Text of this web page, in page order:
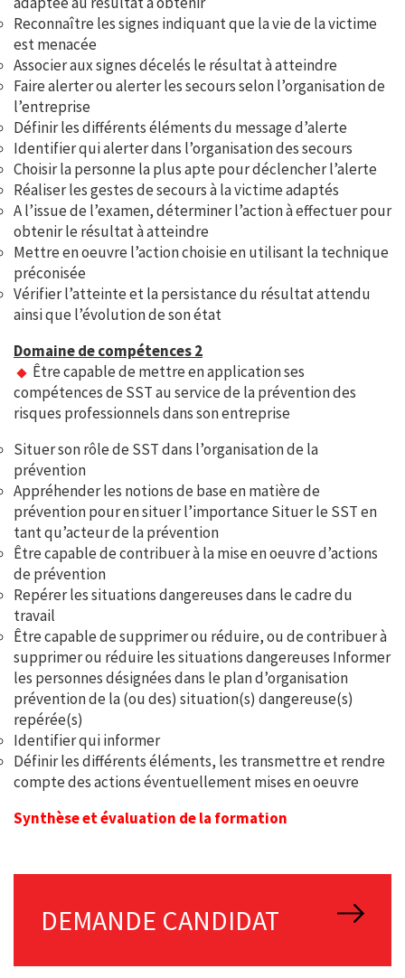
Reconnaître les signes indiquant que la vie de la victime
est menacée
Associer aux signes décelés le résultat à atteindre
Faire alerter ou alerter les secours selon l’organisation de
l’entreprise
Définir les différents éléments du message d’alerte
Identifier qui alerter dans l’organisation des secours
Choisir la personne la plus apte pour déclencher l’alerte
Réaliser les gestes de secours à la victime adaptés
A l’issue de l’examen, déterminer l’action à effectuer pour
obtenir le résultat à atteindre
Mettre en oeuvre l’action choisie en utilisant la technique
préconisée
Vérifier l’atteinte et la persistance du résultat attendu
ainsi que l’évolution de son état
Domaine de compétences 2
Être capable de mettre en application ses
compétences de SST au service de la prévention des
risques professionnels dans son entreprise
Situer son rôle de SST dans l’organisation de la
prévention
Appréhender les notions de base en matière de
prévention pour en situer l’importance Situer le SST en
tant qu’acteur de la prévention
Être capable de contribuer à la mise en oeuvre d’actions
de prévention
Repérer les situations dangereuses dans le cadre du
travail
Être capable de supprimer ou réduire, ou de contribuer à
supprimer ou réduire les situations dangereuses Informer
les personnes désignées dans le plan d’organisation
prévention de la (ou des) situation(s) dangereuse(s)
repérée(s)
Identifier qui informer
Définir les différents éléments, les transmettre et rendre
compte des actions éventuellement mises en oeuvre
Synthèse et évaluation de la formation
DEMANDE CANDIDAT